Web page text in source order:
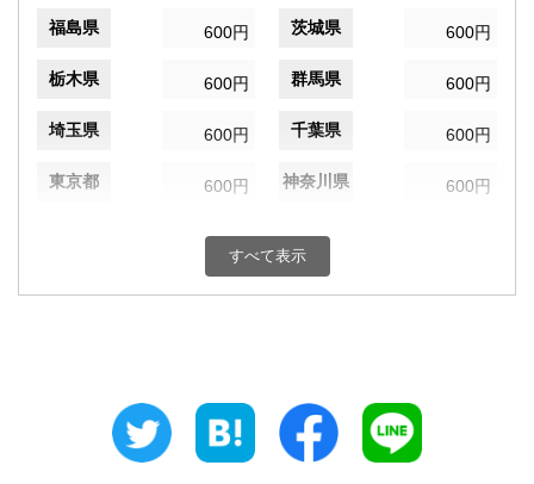
福島県 600円 茨城県 600円
栃木県 600円 群馬県 600円
埼玉県 600円 千葉県 600円
東京都 600円 神奈川県 600円
600円 富山県
600円 三重県
すべて表示